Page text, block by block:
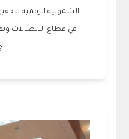
الشمولية الرقمية
ﻓﻲ ﻗﻄﺎع اﻻﺗﺼﺎﻻت